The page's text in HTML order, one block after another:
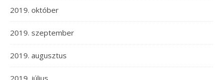
2019. október
2019. szeptember
2019. augusztus
2019. július